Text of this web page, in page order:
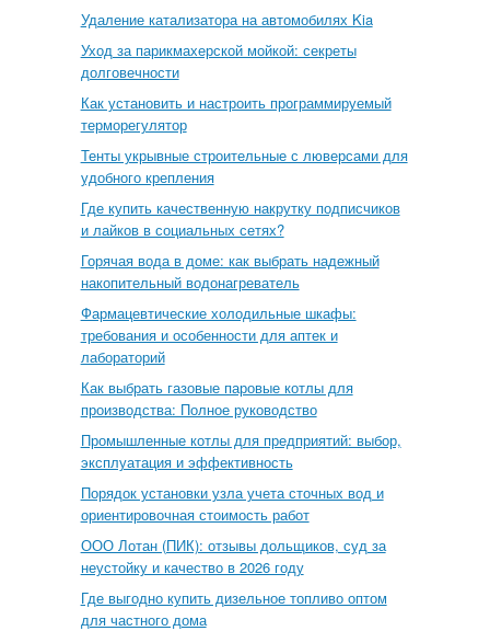
Удаление катализатора на автомобилях Kia
Уход за парикмахерской мойкой: секреты
долговечности
Как установить и настроить программируемый
терморегулятор
Тенты укрывные строительные с люверсами для
удобного крепления
Где купить качественную накрутку подписчиков
и лайков в социальных сетях?
Горячая вода в доме: как выбрать надежный
накопительный водонагреватель
Фармацевтические холодильные шкафы:
требования и особенности для аптек и
лабораторий
Как выбрать газовые паровые котлы для
производства: Полное руководство
Промышленные котлы для предприятий: выбор,
эксплуатация и эффективность
Порядок установки узла учета сточных вод и
ориентировочная стоимость работ
ООО Лотан (ПИК): отзывы дольщиков, суд за
неустойку и качество в 2026 году
Где выгодно купить дизельное топливо оптом
для частного дома